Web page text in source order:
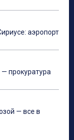
аэропорт
прокуратура
— все в